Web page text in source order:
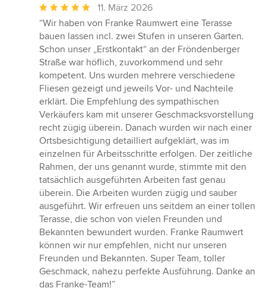
Durchschnittliche
Bewertung:
5
von
5
Sternen
11. März 2026
“Wir haben von Franke Raumwert eine Terasse
bauen lassen incl. zwei Stufen in unseren Garten.
Schon unser „Erstkontakt“ an der Fröndenberger
Straße war höflich, zuvorkommend und sehr
kompetent. Uns wurden mehrere verschiedene
Fliesen gezeigt und jeweils Vor- und Nachteile
erklärt. Die Empfehlung des sympathischen
Verkäufers kam mit unserer Geschmacksvorstellung
recht zügig überein. Danach wurden wir nach einer
Ortsbesichtigung detailliert aufgeklärt, was im
einzelnen für Arbeitsschritte erfolgen. Der zeitliche
Rahmen, der uns genannt wurde, stimmte mit den
tatsächlich ausgeführten Arbeiten fast genau
überein. Die Arbeiten wurden zügig und sauber
ausgeführt. Wir erfreuen uns seitdem an einer tollen
Terasse, die schon von vielen Freunden und
Bekannten bewundert wurden. Franke Raumwert
können wir nur empfehlen, nicht nur unseren
Freunden und Bekannten. Super Team, toller
Geschmack, nahezu perfekte Ausführung. Danke an
das Franke-Team!”